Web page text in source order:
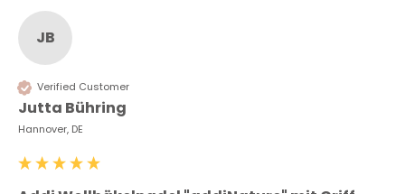
JB
Verified Customer
Jutta Bühring
Hannover, DE